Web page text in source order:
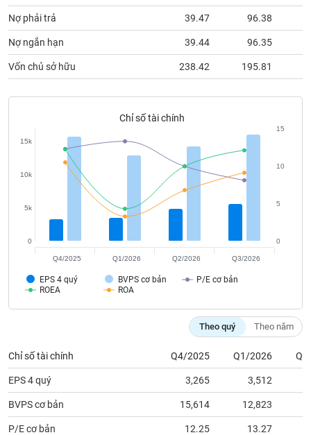
Nợ phải trả 39.47 96.38
Nợ ngắn hạn 39.44 96.35
Vốn chủ sở hữu 238.42 195.81
Chỉ số tài chính
EPS 4 quý BVPS cơ bản
P/E cơ bản
ROEA
ROA
0
5k
10k
15k
0
5
10
15
Q4/2025 Q1/2026 Q2/2026 Q3/2026
Theo quý Theo năm
Chỉ số tài chính Q4/2025 Q1/2026
EPS 4 quý 3,265 3,512
BVPS cơ bản 15,614 12,823
P/E cơ bản 12.25 13.27
thông
chính
chính